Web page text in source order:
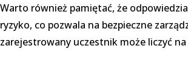
Warto również pamiętać, że
ryzyko, co pozwala na bezpieczne
zarejestrowany uczestnik może liczyć